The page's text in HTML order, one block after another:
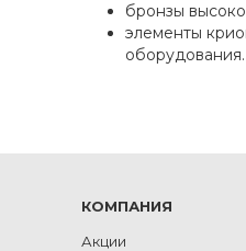
бронзы
элементы
оборудования.
КОМПАНИЯ
Акции